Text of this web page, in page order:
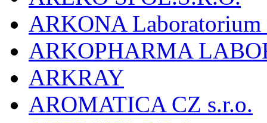
ARKONA
ARKOPHARMA
ARKRAY
AROMATICA CZ s.r.o.